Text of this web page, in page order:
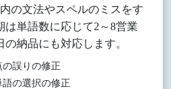
の文法やスペルのミスをす
単語数に応じて2～8営業
納品にも対応します。
の誤りの修正
の選択の修正